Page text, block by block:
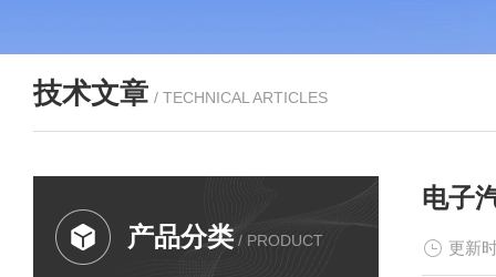
技术文章 / TECHNICAL ARTICLES
产品分类 / PRODUCT
电子
更新